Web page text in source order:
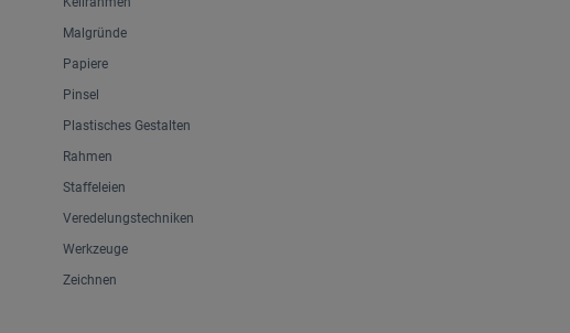
Malgründe
Papiere
Pinsel
Plastisches Gestalten
Rahmen
Staffeleien
Veredelungstechniken
Werkzeuge
Zeichnen